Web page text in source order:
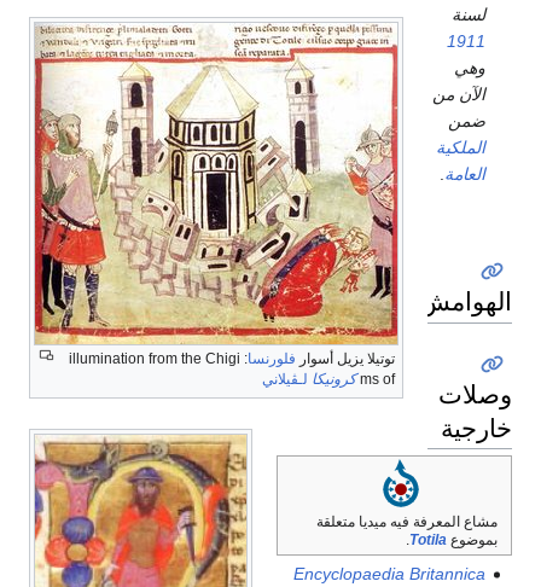
توتيلا يزيل أسوار فلورنسا : illumination from the Chigi
ms of كرونيكا لـڤيلاني
لسنة
1911
وهي
الآن من
ضمن
الملكية
العامة.
الهوامش
وصلات
خارجية
مشاع المعرفة فيه ميديا متعلقة
بموضوعTotila
.
Encyclopaedia Britannica